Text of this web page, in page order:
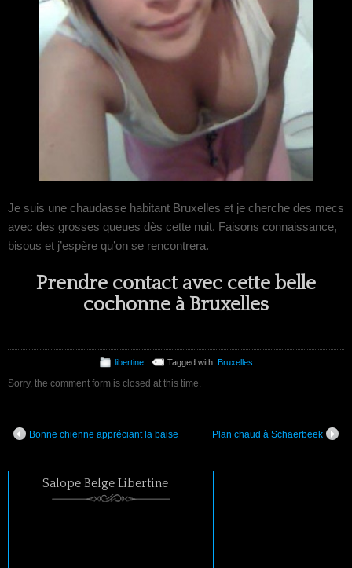
Je suis une chaudasse habitant Bruxelles et je cherche des mecs
avec des grosses queues dès cette nuit. Faisons connaissance,
bisous et j’espère qu’on se rencontrera.
Prendre contact avec cette belle
cochonne à Bruxelles
libertine Tagged with: Bruxelles
Sorry, the comment form is closed at this time.
Bonne chienne appréciant la baise Plan chaud à Schaerbeek
Salope Belge Libertine